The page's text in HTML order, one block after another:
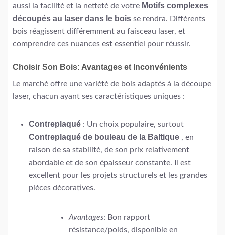
aussi la facilité et la netteté de votre Motifs complexes
découpés au laser dans le bois se rendra. Différents
bois réagissent différemment au faisceau laser, et
comprendre ces nuances est essentiel pour réussir.
Choisir Son Bois: Avantages et Inconvénients
Le marché offre une variété de bois adaptés à la découpe
laser, chacun ayant ses caractéristiques uniques :
Contreplaqué: Un choix populaire, surtout
Contreplaqué de bouleau de la Baltique, en
raison de sa stabilité, de son prix relativement
abordable et de son épaisseur constante. Il est
excellent pour les projets structurels et les grandes
pièces décoratives.
Avantages: Bon rapport
résistance/poids, disponible en